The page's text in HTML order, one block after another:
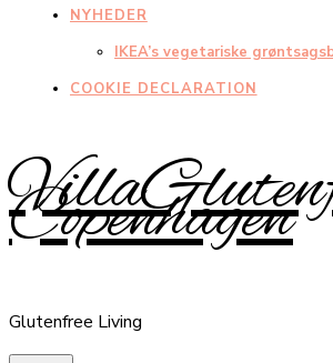
NYHEDER
IKEA’s vegetariske
COOKIE DECLARATION
Copenhagen
Glutenfree Living